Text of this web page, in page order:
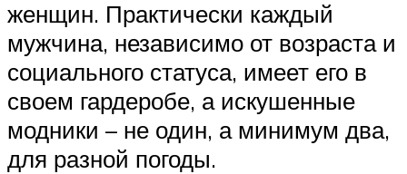
женщин. Практически каждый
мужчина, независимо от возраста и
социального статуса, имеет его в
своем гардеробе, а искушенные
модники – не один, а минимум два,
для разной погоды.